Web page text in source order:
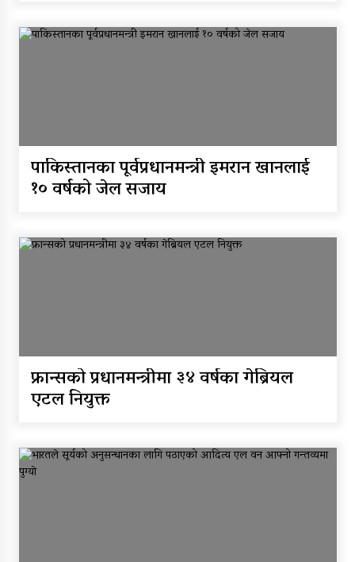
पाकिस्तानका पूर्वप्रधानमन्त्री इमरान खानलाई
१० वर्षको जेल सजाय
फ्रान्सको प्रधानमन्त्रीमा ३४ वर्षका गेब्रियल
एटल नियुक्त